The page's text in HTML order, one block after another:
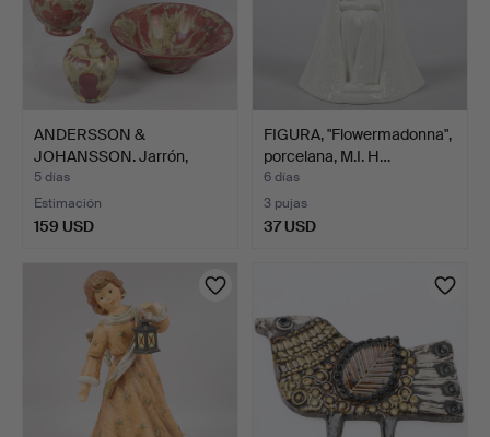
ANDERSSON &
JOHANSSON. Jarrón,
cuenco y cu…
5 días
Estimación
159 USD
FIGURA, "Flowermadonna",
porcelana, M.I. H…
6 días
3 pujas
37 USD